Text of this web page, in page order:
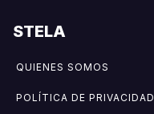
STELA
QUIENES SOMOS
POLÍTICA DE PRIVACIDAD